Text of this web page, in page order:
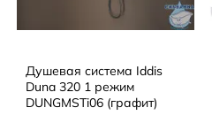
Душевая система Iddis
Duna 320 1 режим
DUNGMSTi06 (графит)